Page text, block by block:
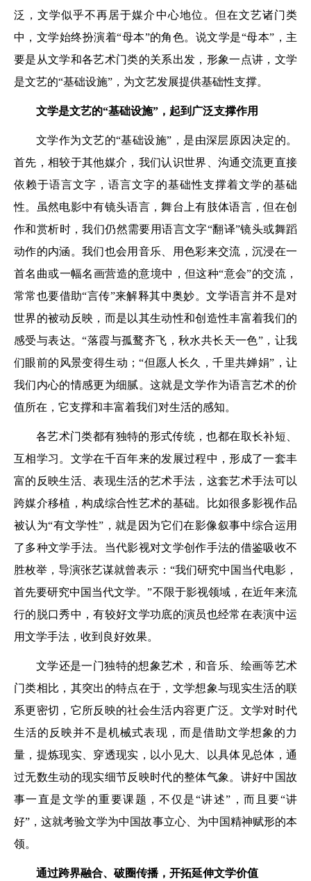
泛，文学似乎不再居于媒介中心地位。但在文艺诸门类
中，文学始终扮演着“母本”的角色。说文学是“母本”，主
要是从文学和各艺术门类的关系出发，形象一点讲，文学
是文艺的“基础设施”，为文艺发展提供基础性支撑。
文学是文艺的“基础设施”，起到广泛支撑作用
文学作为文艺的“基础设施”，是由深层原因决定的。
首先，相较于其他媒介，我们认识世界、沟通交流更直接
依赖于语言文字，语言文字的基础性支撑着文学的基础
性。虽然电影中有镜头语言，舞台上有肢体语言，但在创
作和赏析时，我们仍然需要用语言文字“翻译”镜头或舞蹈
动作的内涵。我们也会用音乐、用色彩来交流，沉浸在一
首名曲或一幅名画营造的意境中，但这种“意会”的交流，
常常也要借助“言传”来解释其中奥妙。文学语言并不是对
世界的被动反映，而是以其生动性和创造性丰富着我们的
感受与表达。“落霞与孤鹜齐飞，秋水共长天一色”，让我
们眼前的风景变得生动；“但愿人长久，千里共婵娟”，让
我们内心的情感更为细腻。这就是文学作为语言艺术的价
值所在，它支撑和丰富着我们对生活的感知。
各艺术门类都有独特的形式传统，也都在取长补短、
互相学习。文学在千百年来的发展过程中，形成了一套丰
富的反映生活、表现生活的艺术手法，这套艺术手法可以
跨媒介移植，构成综合性艺术的基础。比如很多影视作品
被认为“有文学性”，就是因为它们在影像叙事中综合运用
了多种文学手法。当代影视对文学创作手法的借鉴吸收不
胜枚举，导演张艺谋就曾表示：“我们研究中国当代电影，
首先要研究中国当代文学。”不限于影视领域，在近年来流
行的脱口秀中，有较好文学功底的演员也经常在表演中运
用文学手法，收到良好效果。
文学还是一门独特的想象艺术，和音乐、绘画等艺术
门类相比，其突出的特点在于，文学想象与现实生活的联
系更密切，它所反映的社会生活内容更广泛。文学对时代
生活的反映并不是机械式表现，而是借助文学想象的力
量，提炼现实、穿透现实，以小见大、以具体见总体，通
过无数生动的现实细节反映时代的整体气象。讲好中国故
事一直是文学的重要课题，不仅是“讲述”，而且要“讲
好”，这就考验文学为中国故事立心、为中国精神赋形的本
领。
通过跨界融合、破圈传播，开拓延伸文学价值